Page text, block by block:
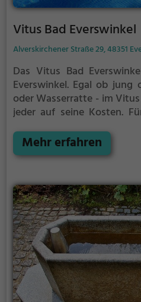
Vitus Bad Everswinkel
Alverskirchener Straße 29, 48351
Das Vitus Bad
Everswinkel. Egal ob jung
oder Wasserratte - im
jeder auf seine Kosten.
ist das Vitus Bad
Adresse.
Mehr erfahren